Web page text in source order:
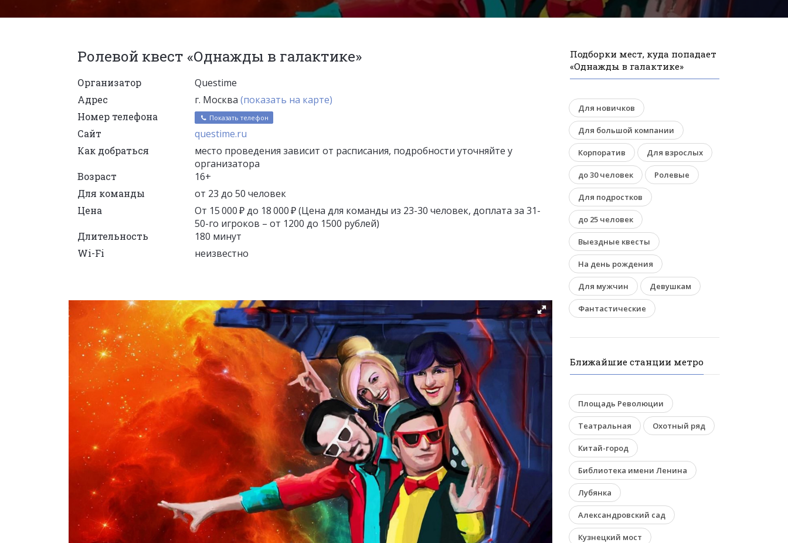
Ролевой квест «Однажды в галактике»
Организатор Questime
Адрес г. Москва (показать на карте)
Номер телефона Показать телефон
Сайт questime.ru
Как добраться
место проведения зависит от расписания, подробности уточняйте у
организатора
Возраст 16+
Для команды от 23 до 50 человек
Цена
От 15 000 ₽ до 18 000 ₽ (Цена для команды из 23-30 человек, доплата за 31-
50-го игроков – от 1200 до 1500 рублей)
Длительность 180 минут
Wi-Fi неизвестно
Подборки мест, куда попадает
«Однажды в галактике»
Для новичков
Для большой компании
Корпоратив Для взрослых
до 30 человек Ролевые
Для подростков
до 25 человек
Выездные квесты
На день рождения
Для мужчин Девушкам
Фантастические
Ближайшие станции метро
Площадь Революции
Театральная Охотный ряд
Китай-город
Библиотека имени Ленина
Лубянка
Александровский сад
Кузнецкий мост